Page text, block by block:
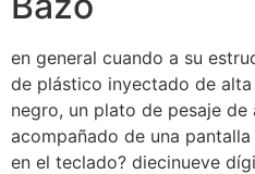
en general cuando a su
de plástico inyectado de
negro, un plato de pesaje
acompañado de una
en el teclado? diecinueve